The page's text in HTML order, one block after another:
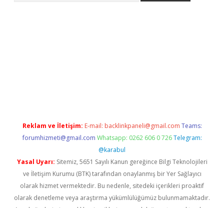
Reklam ve İletişim: E-mail: backlinkpaneli@gmail.com Teams:
forumhizmeti@gmail.com Whatsapp: 0262 606 0 726 Telegram:
@karabul
Yasal Uyarı: Sitemiz, 5651 Sayılı Kanun gereğince Bilgi Teknolojileri
ve İletişim Kurumu (BTK) tarafından onaylanmış bir Yer Sağlayıcı
olarak hizmet vermektedir. Bu nedenle, sitedeki içerikleri proaktif
olarak denetleme veya araştırma yükümlülüğümüz bulunmamaktadır.